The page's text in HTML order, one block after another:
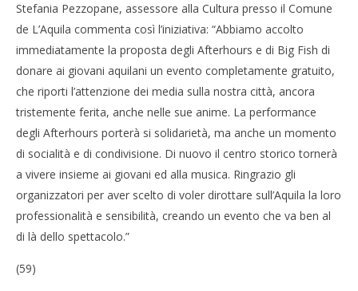
Stefania Pezzopane, assessore alla Cultura presso il Comune
de L’Aquila commenta così l’iniziativa: “Abbiamo accolto
immediatamente la proposta degli Afterhours e di Big Fish di
donare ai giovani aquilani un evento completamente gratuito,
che riporti l’attenzione dei media sulla nostra città, ancora
tristemente ferita, anche nelle sue anime. La performance
degli Afterhours porterà si solidarietà, ma anche un momento
di socialità e di condivisione. Di nuovo il centro storico tornerà
a vivere insieme ai giovani ed alla musica. Ringrazio gli
organizzatori per aver scelto di voler dirottare sull’Aquila la loro
professionalità e sensibilità, creando un evento che va ben al
di là dello spettacolo.”
(59)